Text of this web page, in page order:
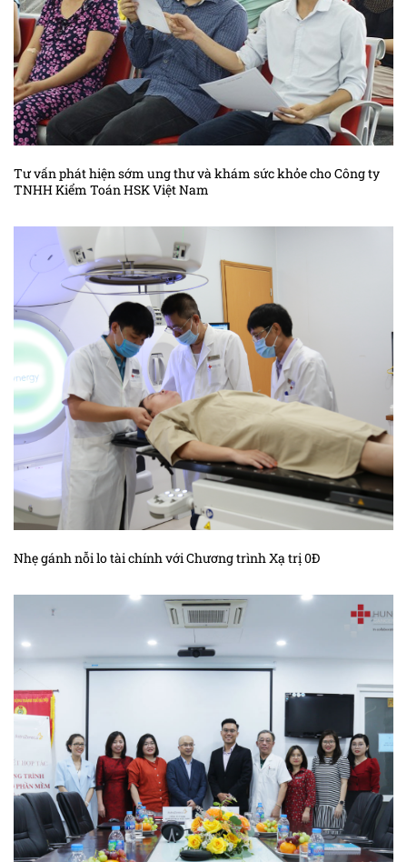
Kiến thức ung thư trung mô
Kiến thức ung thư tuyến giáp
Kiến thức ung thư tuyến nước bọt
Kiến thức ung thư tuyến tiền liệt
Kiến thức ung thư tuyến tụy
Kiến thức ung thư vòm họng
Tư vấn phát hiện sớm ung thư và khám sức khỏe cho Công ty
TNHH Kiểm Toán HSK Việt Nam
Nhẹ gánh nỗi lo tài chính với Chương trình Xạ trị 0Đ